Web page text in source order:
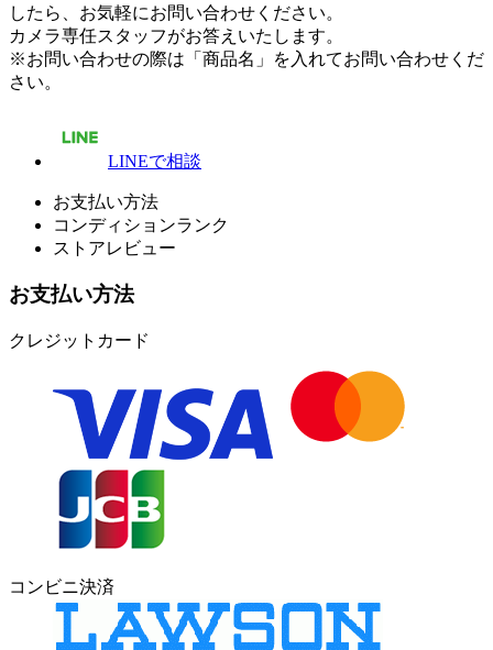
したら、お気軽にお問い合わせください。
カメラ専任スタッフがお答えいたします。
※お問い合わせの際は「商品名」を入れてお問い合わせくだ
さい。
LINEで相談
お支払い方法
コンディションランク
ストアレビュー
お支払い方法
クレジットカード
コンビニ決済